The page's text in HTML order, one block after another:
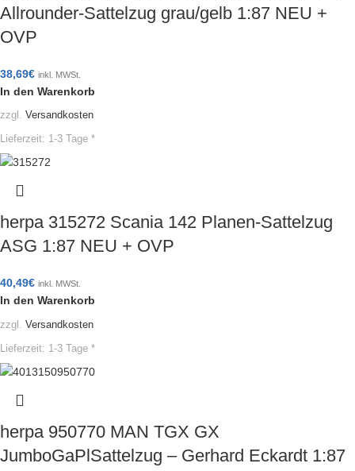
Allrounder-Sattelzug grau/gelb 1:87 NEU +
OVP
38,69€ inkl. MWSt.
In den Warenkorb
zzgl. Versandkosten
Lieferzeit: 1-3 Tage *
herpa 315272 Scania 142 Planen-Sattelzug
ASG 1:87 NEU + OVP
40,49€ inkl. MWSt.
In den Warenkorb
zzgl. Versandkosten
Lieferzeit: 1-3 Tage *
herpa 950770 MAN TGX GX
JumboGaPlSattelzug – Gerhard Eckardt 1:87